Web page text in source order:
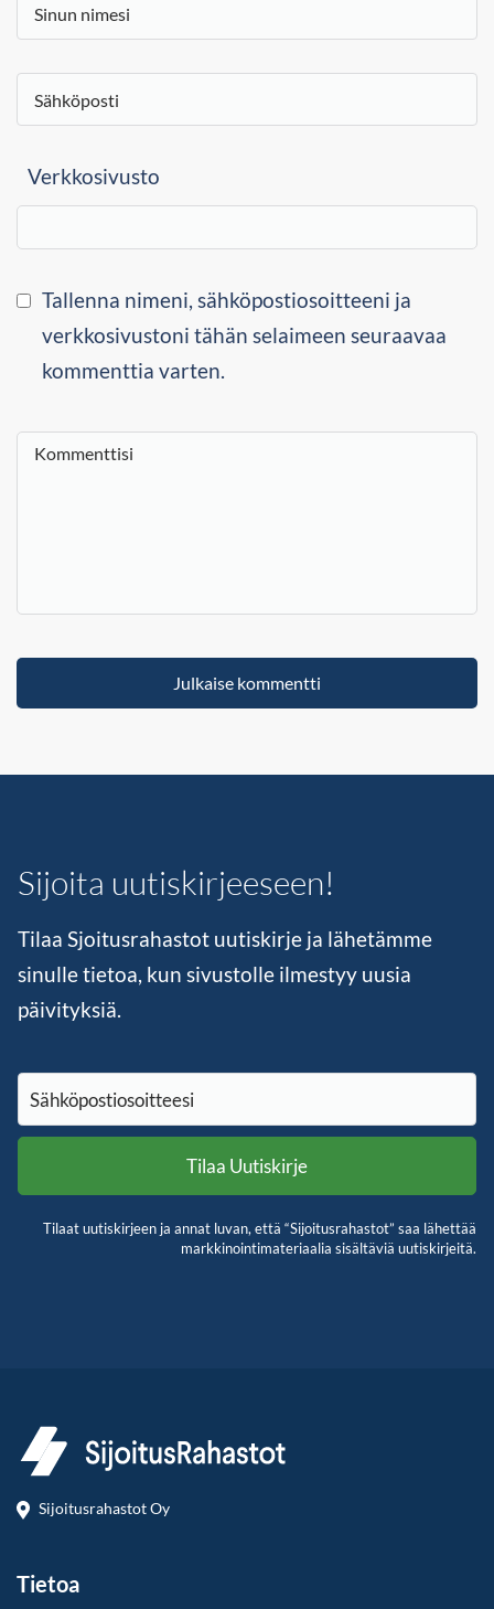
Verkkosivusto
Tallenna nimeni, sähköpostiosoitteeni ja
verkkosivustoni tähän selaimeen seuraavaa
kommenttia varten.
Sijoita uutiskirjeeseen!
Tilaa Sjoitusrahastot uutiskirje ja lähetämme
sinulle tietoa, kun sivustolle ilmestyy uusia
päivityksiä.
Tilaat uutiskirjeen ja annat luvan, että “Sijoitusrahastot” saa lähettää
markkinointimateriaalia sisältäviä uutiskirjeitä.
Sijoitusrahastot Oy
Tietoa